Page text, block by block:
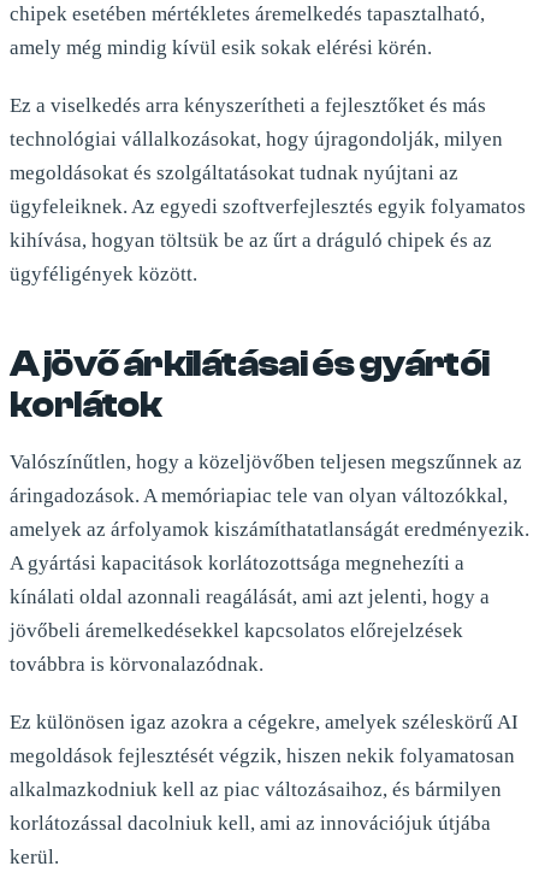
chipek esetében mértékletes áremelkedés tapasztalható,
amely még mindig kívül esik sokak elérési körén.
Ez a viselkedés arra kényszerítheti a fejlesztőket és más
technológiai vállalkozásokat, hogy újragondolják, milyen
megoldásokat és szolgáltatásokat tudnak nyújtani az
ügyfeleiknek. Az egyedi szoftverfejlesztés egyik folyamatos
kihívása, hogyan töltsük be az űrt a dráguló chipek és az
ügyféligények között.
A jövő árkilátásai és gyártói
korlátok
Valószínűtlen, hogy a közeljövőben teljesen megszűnnek az
áringadozások. A memóriapiac tele van olyan változókkal,
amelyek az árfolyamok kiszámíthatatlanságát eredményezik.
A gyártási kapacitások korlátozottsága megnehezíti a
kínálati oldal azonnali reagálását, ami azt jelenti, hogy a
jövőbeli áremelkedésekkel kapcsolatos előrejelzések
továbbra is körvonalazódnak.
Ez különösen igaz azokra a cégekre, amelyek széleskörű AI
megoldások fejlesztését végzik, hiszen nekik folyamatosan
alkalmazkodniuk kell az piac változásaihoz, és bármilyen
korlátozással dacolniuk kell, ami az innovációjuk útjába
kerül.